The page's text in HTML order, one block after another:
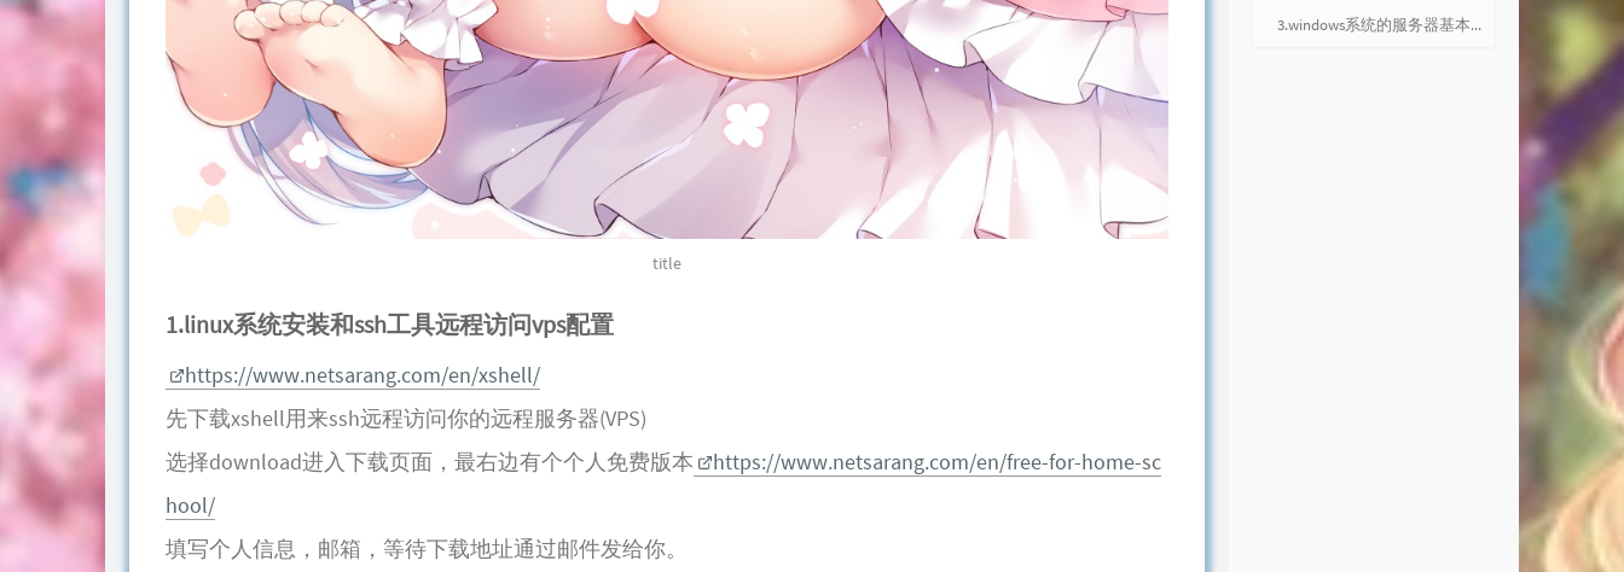
title
1.linux系统安装和ssh工具远程访问vps配置
https://www.netsarang.com/en/xshell/
先下载xshell用来ssh远程访问你的远程服务器(VPS)
选择download进入下载页面，最右边有个个人免费版本
https://www.netsarang.com/en/free-for-home-sc
hool/
填写个人信息，邮箱，等待下载地址通过邮件发给你。
3.windows系统的服务器基本安全防护